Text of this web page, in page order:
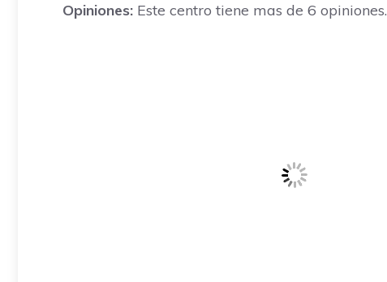
Opiniones: Este centro tiene mas de 6 opiniones.